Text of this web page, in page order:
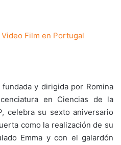
Film en Portugal
y dirigida por Romina
en Ciencias de la
celebra su sexto aniversario
como la realización de su
Emma y con el galardón